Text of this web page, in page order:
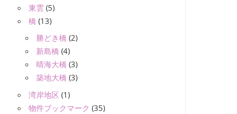
東雲 (5)
橋 (13)
勝どき橋 (2)
新島橋 (4)
晴海大橋 (3)
築地大橋 (3)
湾岸地区 (1)
物件ブックマーク (35)